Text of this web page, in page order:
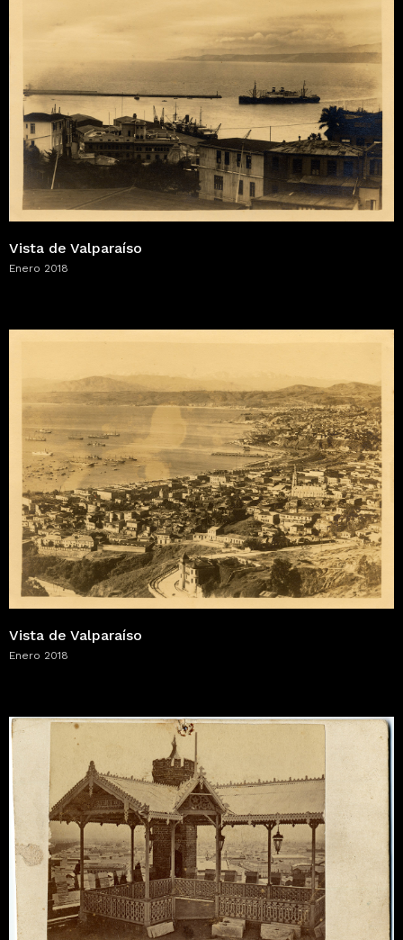
Vista de Valparaíso
Enero 2018
Vista de Valparaíso
Enero 2018